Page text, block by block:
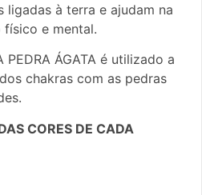
ligadas à terra e ajudam na
e mental.
PEDRA ÁGATA é utilizado a
chakras com as pedras
CORES DE CADA